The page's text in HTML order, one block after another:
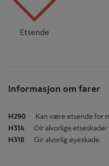
Etsende
Informasjon om farer
H290
Kan være etsende for
H314
Gir alvorlige
H318
Gir alvorlig øyeskade.